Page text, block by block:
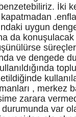
İki
uygun
da
ve dengede
, merkez
zarara
var